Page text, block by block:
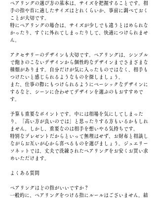
ペアリングの選び方の基本は、サイズを把握することです。相
手の指や首に適したサイズはどれくらいか、事前に調べておく
ことが大切です。
特にペアリングの場合は、サイズが少しでも違うとはめられな
かったり、すぐに外れてしまったりして、快適につけられませ
ん。
アクセサリーのデザインも大切です。ペアリングは、シンプル
で飽きのこないデザインから個性的なデザインまでさまざまな
種類があります。自分だけが気に入ったものではなく、相手も
つけたいと感じられるようなものを探しましょう。
また、仕事の際にもつけられるようにベーシックなデザインに
するなど、シーンに合わせてデザインを選ぶのもおすすめで
す。
予算も重要なポイントです。中には相場を気にしてしまった
り、「高い方が良いのでは」と思ったりする方もいるかもしれ
ません。しかし、重要なのは相手を想いやる気持ちです。
特別なプレゼントだからといって無理はせず、お財布と相談し
ながらお互いが心から喜べるものを選びましょう。ジュエリー
ソネットでは、丈夫で洗練されたペアリングをお安くお買い求
めいただけます。
よくある質問
ペアリングはどの指がいいですか？
一般的に、ペアリングをつける指にルールはございません。結